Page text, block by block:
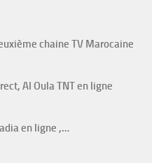
chaine TV Marocaine
Al Oula TNT en ligne
en ligne ,…